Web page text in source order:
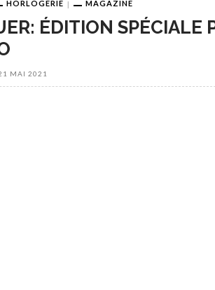
HORLOGERIE MAGAZINE
ÉDITION SPÉCIALE
MAI 2021